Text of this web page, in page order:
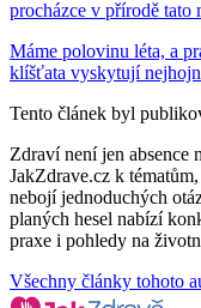
procházce v přírodě
Máme polovinu léta, a
klíšťata vyskytují
Tento článek byl
Zdraví není jen absence
JakZdrave.cz k
nebojí jednoduchých
planých hesel nabízí
praxe i pohledy na
Všechny články tohoto